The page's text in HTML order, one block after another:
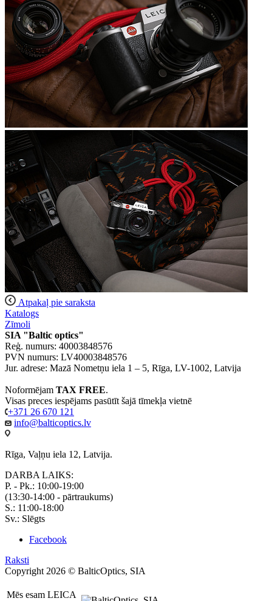
Atpakaļ pie saraksta
Katalogs
Zīmoli
SIA "Baltic optics"
Reģ. numurs: 40003848576
PVN numurs: LV40003848576
Jur. adrese: Mazā Nometņu iela 1 – 5, Rīga, LV-1002, Latvija
Noformējam TAX FREE.
Visas preces iespējams pasūtīt šajā tīmekļa vietnē
+371 26 670 121
info@balticoptics.lv
Rīga, Vaļņu iela 12, Latvija.
DARBA LAIKS:
P. - Pk.: 10:00-19:00
(13:30-14:00 - pārtraukums)
S.: 11:00-18:00
Sv.: Slēgts
Facebook
Raksti
Copyright 2026 © BalticOptics, SIA
Mēs esam LEICA